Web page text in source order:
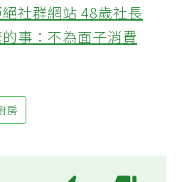
社群網站 48歲社長
事：不為面子消費
房